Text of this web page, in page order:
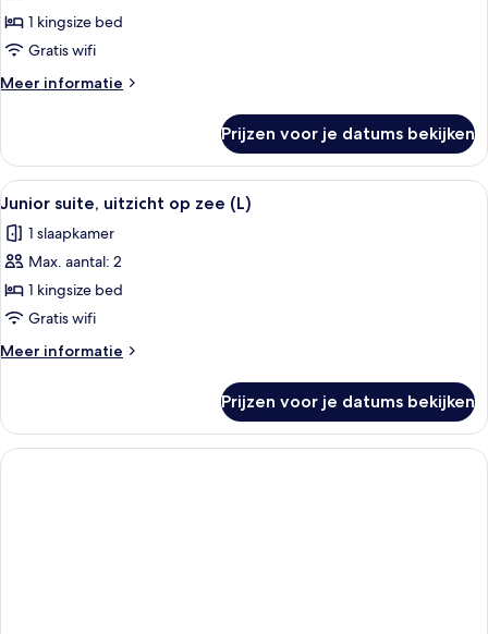
suite,
uitzicht
op
oceaan
US)
laden
1 kingsize bed
Gratis wifi
Meer informatie
Meer
suite,
uitzicht
op
(B2C-
US)
Prijzen voor je datums bekijken
Alle
foto's
voor
Junior
suite,
uitzicht
op
zee
laden
Een hotelkamer met een groot bed,
4
Junior suite, uitzicht op zee (L)
1 slaapkamer
Max. aantal: 2
1 kingsize bed
Gratis wifi
Meer informatie
Meer
suite,
uitzicht
op
Prijzen voor je datums bekijken